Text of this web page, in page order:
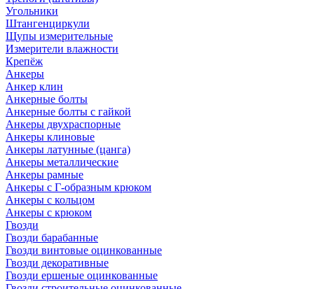
Угольники
Штангенциркули
Щупы измерительные
Измерители влажности
Крепёж
Анкеры
Анкер клин
Анкерные болты
Анкерные болты с гайкой
Анкеры двухраспорные
Анкеры клиновые
Анкеры латунные (цанга)
Анкеры металлические
Анкеры рамные
Анкеры с Г-образным крюком
Анкеры с кольцом
Анкеры с крюком
Гвозди
Гвозди барабанные
Гвозди винтовые оцинкованные
Гвозди декоративные
Гвозди ершеные оцинкованные